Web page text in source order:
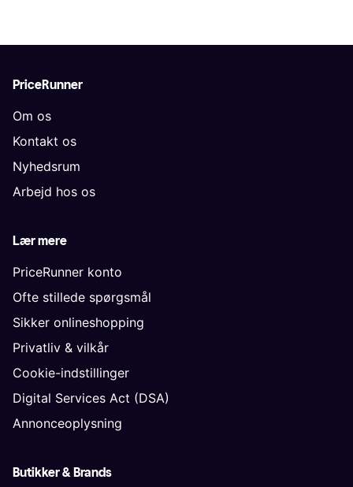
PriceRunner
Om os
Kontakt os
Nyhedsrum
Arbejd hos os
Lær mere
PriceRunner konto
Ofte stillede spørgsmål
Sikker onlineshopping
Privatliv & vilkår
Cookie-indstillinger
Digital Services Act (DSA)
Annonceoplysning
Butikker & Brands